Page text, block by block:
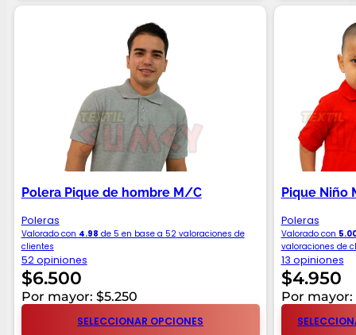
Polera Pique de hombre M/C
Poleras
Valorado con 4.98 de 5 en base a 52valoraciones de
clientes
52 opiniones
$6.500
Por mayor: $5.250
SELECCIONAR OPCIONES
Pique Niño
Poleras
Valorado con
valoraciones de
13 opiniones
$4.950
Por mayor: